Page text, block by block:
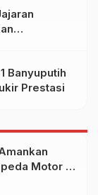
Banyuputih
Prestasi
Motor di